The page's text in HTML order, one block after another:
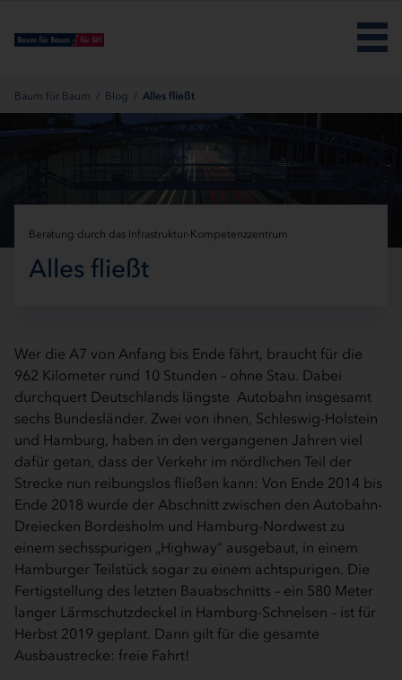
Baum für Baum / Blog / Alles fließt
Beratung durch das Infrastruktur-Kompetenzzentrum
Alles fließt
Wer die A7 von Anfang bis Ende fährt, braucht für die
962 Kilometer rund 10 Stunden – ohne Stau. Dabei
durchquert Deutschlands längste Autobahn insgesamt
sechs Bundesländer. Zwei von ihnen, Schleswig­-Holstein
und Hamburg, haben in den vergangenen Jahren viel
dafür getan, dass der Verkehr im nördlichen Teil der
Strecke nun reibungslos fließen kann: Von Ende 2014 bis
Ende 2018 wurde der Abschnitt zwischen den Autobahn­-
Dreiecken Bordesholm und Hamburg­-Nordwest zu
einem sechsspurigen „Highway“ ausgebaut, in einem
Hamburger Teilstück sogar zu einem achtspurigen. Die
Fertigstellung des letzten Bauabschnitts – ein 580 Meter
langer Lärmschutzdeckel in Hamburg­-Schnelsen – ist für
Herbst 2019 geplant. Dann gilt für die gesamte
Ausbaustrecke: freie Fahrt!